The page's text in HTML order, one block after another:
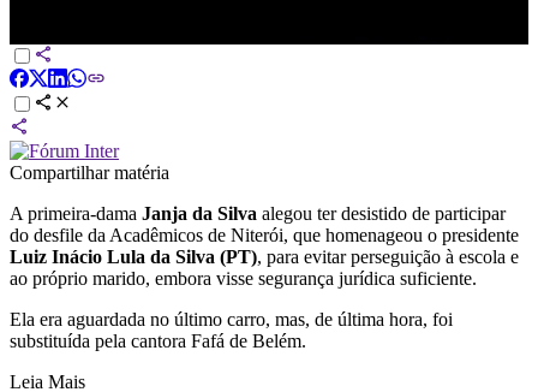
Compartilhar matéria
A primeira-dama Janja da Silva alegou ter desistido de participar
do desfile da Acadêmicos de Niterói, que homenageou o presidente
Luiz Inácio Lula da Silva (PT), para evitar perseguição à escola e
ao próprio marido, embora visse segurança jurídica suficiente.
Ela era aguardada no último carro, mas, de última hora, foi
substituída pela cantora Fafá de Belém.
Leia Mais